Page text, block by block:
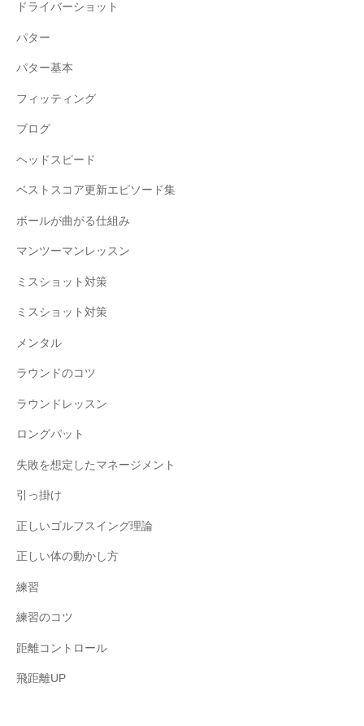
ドライバーショット
パター
パター基本
フィッティング
ブログ
ヘッドスピード
ベストスコア更新エピソード集
ボールが曲がる仕組み
マンツーマンレッスン
ミスショット対策
ミスショット対策
メンタル
ラウンドのコツ
ラウンドレッスン
ロングパット
失敗を想定したマネージメント
引っ掛け
正しいゴルフスイング理論
正しい体の動かし方
練習
練習のコツ
距離コントロール
飛距離UP